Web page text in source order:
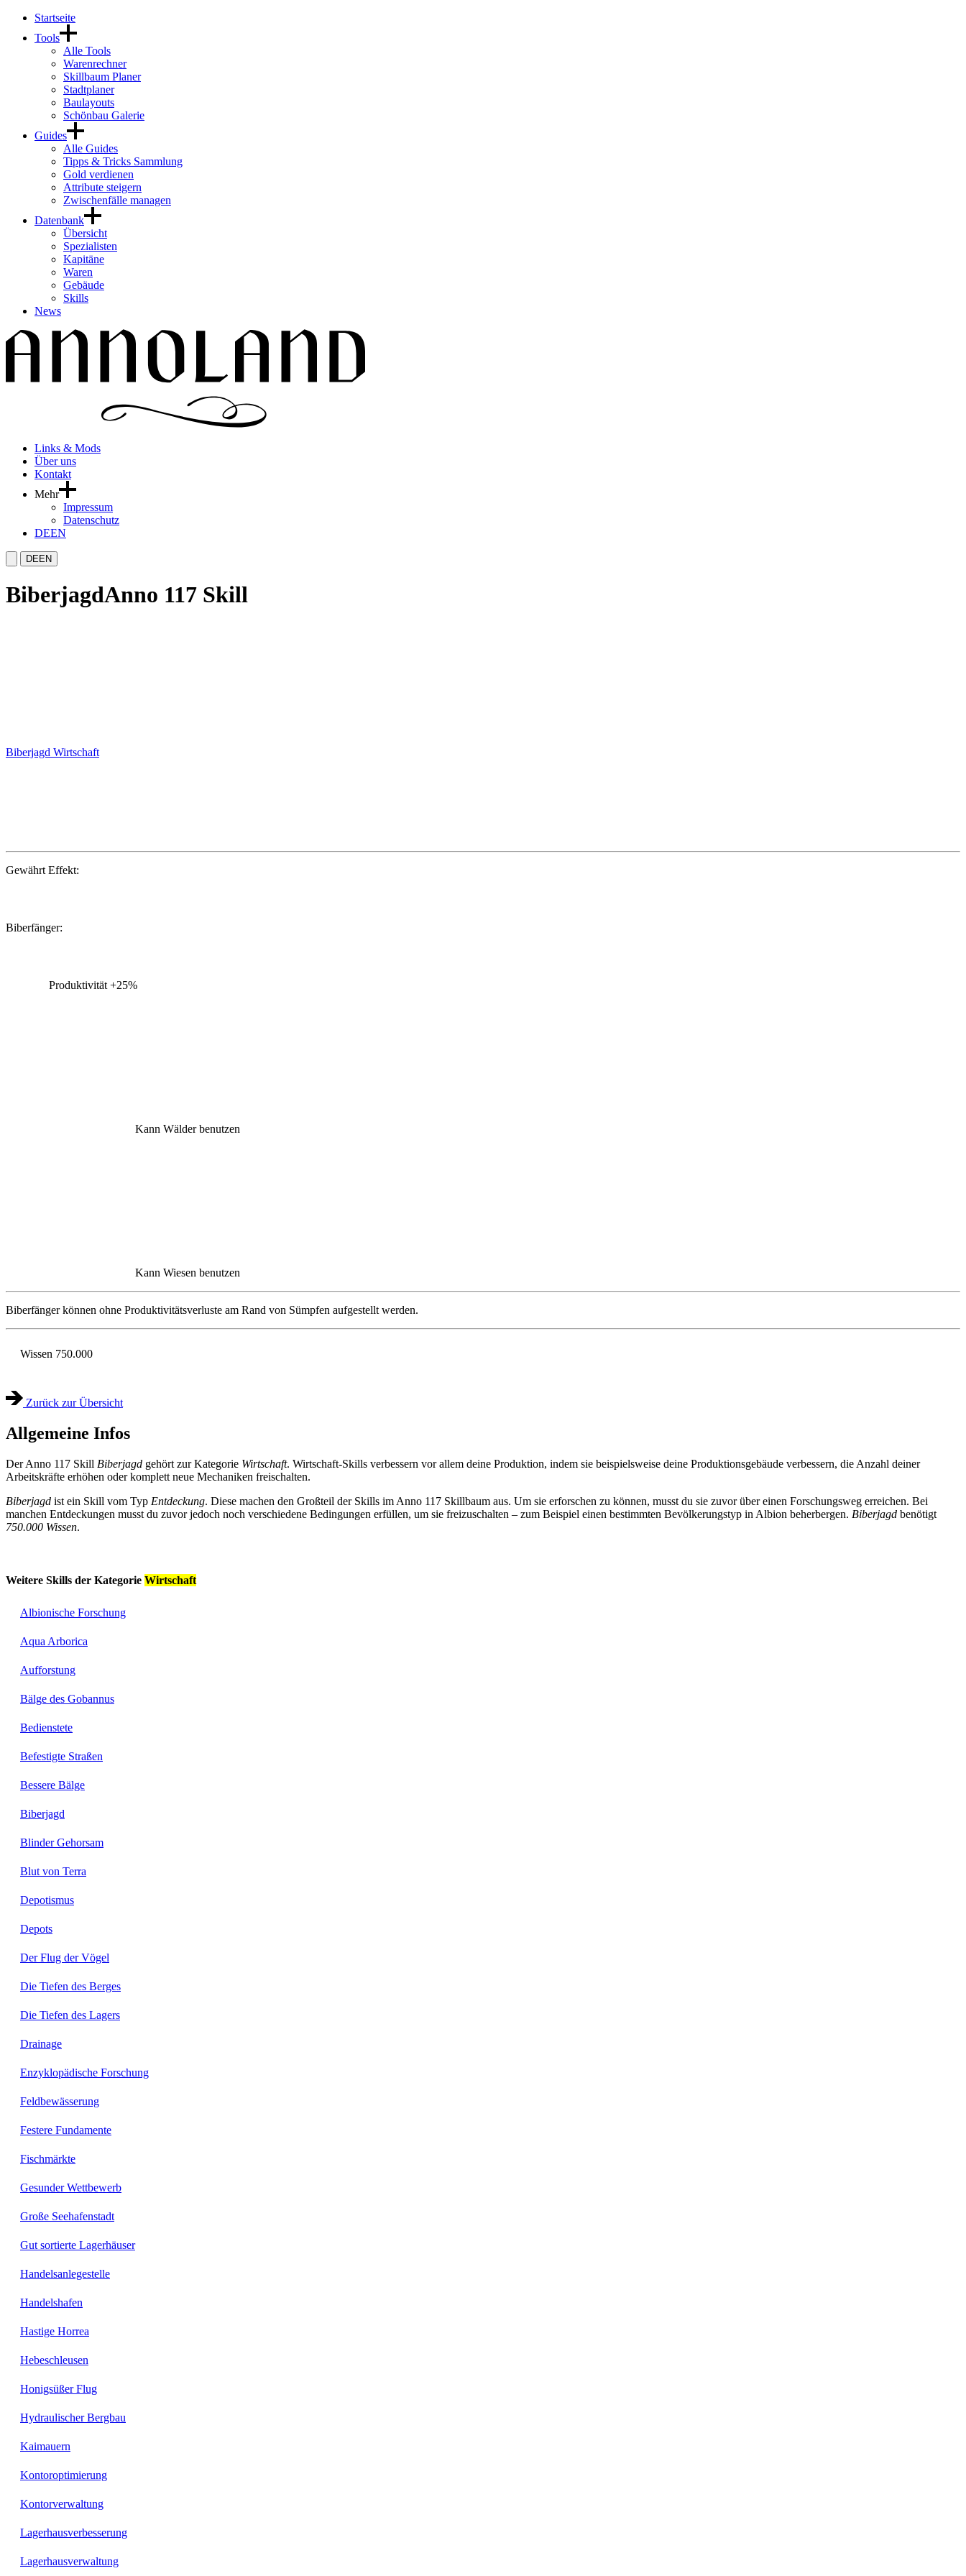
Startseite
Tools
Alle Tools
Warenrechner
Skillbaum Planer
Stadtplaner
Baulayouts
Schönbau Galerie
Guides
Alle Guides
Tipps & Tricks Sammlung
Gold verdienen
Attribute steigern
Zwischenfälle managen
Datenbank
Übersicht
Spezialisten
Kapitäne
Waren
Gebäude
Skills
News
Links & Mods
Über uns
Kontakt
Mehr
Impressum
Datenschutz
DEEN
DEEN
BiberjagdAnno 117 Skill
Biberjagd Wirtschaft
Gewährt Effekt:
Biberfänger:
Produktivität +25%
Kann Wälder benutzen
Kann Wiesen benutzen
Biberfänger können ohne Produktivitätsverluste am Rand von Sümpfen aufgestellt werden.
Wissen 750.000
Zurück zur Übersicht
Allgemeine Infos
Der Anno 117 Skill Biberjagd gehört zur Kategorie Wirtschaft. Wirtschaft-Skills verbessern vor allem deine Produktion, indem sie beispielsweise deine Produktionsgebäude verbessern, die Anzahl deiner
Arbeitskräfte erhöhen oder komplett neue Mechaniken freischalten.
Biberjagd ist ein Skill vom Typ Entdeckung. Diese machen den Großteil der Skills im Anno 117 Skillbaum aus. Um sie erforschen zu können, musst du sie zuvor über einen Forschungsweg erreichen. Bei
manchen Entdeckungen musst du zuvor jedoch noch verschiedene Bedingungen erfüllen, um sie freizuschalten – zum Beispiel einen bestimmten Bevölkerungstyp in Albion beherbergen. Biberjagd benötigt
750.000 Wissen.
Weitere Skills der Kategorie Wirtschaft
Albionische Forschung
Aqua Arborica
Aufforstung
Bälge des Gobannus
Bedienstete
Befestigte Straßen
Bessere Bälge
Biberjagd
Blinder Gehorsam
Blut von Terra
Depotismus
Depots
Der Flug der Vögel
Die Tiefen des Berges
Die Tiefen des Lagers
Drainage
Enzyklopädische Forschung
Feldbewässerung
Festere Fundamente
Fischmärkte
Gesunder Wettbewerb
Große Seehafenstadt
Gut sortierte Lagerhäuser
Handelsanlegestelle
Handelshafen
Hastige Horrea
Hebeschleusen
Honigsüßer Flug
Hydraulischer Bergbau
Kaimauern
Kontoroptimierung
Kontorverwaltung
Lagerhausverbesserung
Lagerhausverwaltung